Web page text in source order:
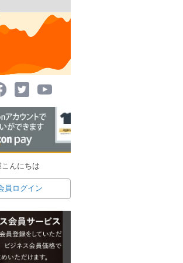
んにちは
員ログイン